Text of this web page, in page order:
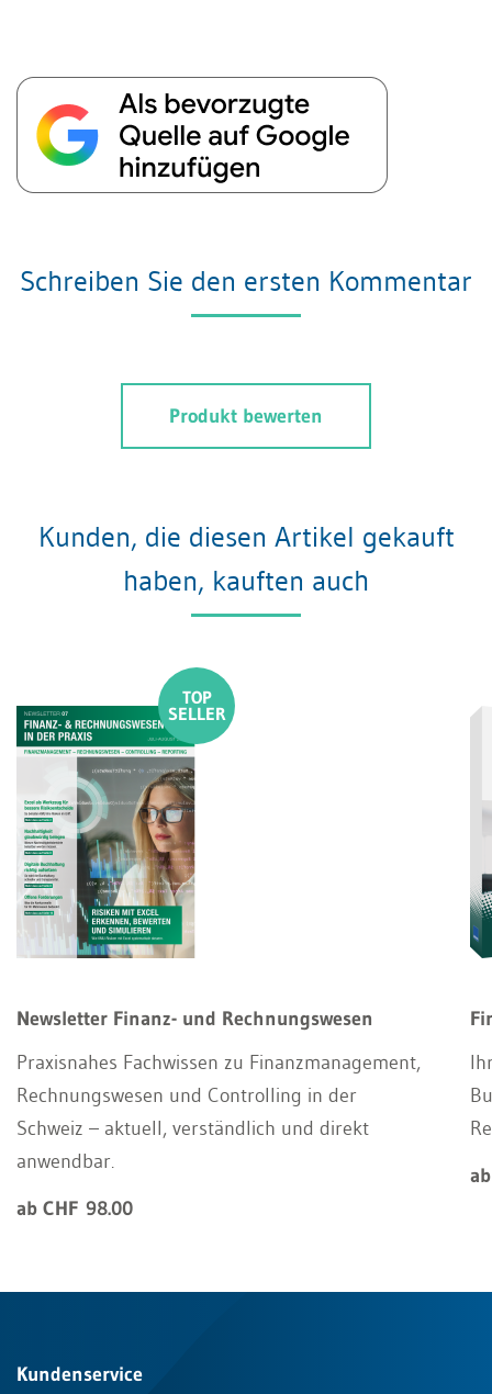
Schreiben Sie den ersten Kommentar
Produkt bewerten
Kunden, die diesen Artikel gekauft
haben, kauften auch
Newsletter Finanz- und Rechnungswesen
Praxisnahes Fachwissen zu Finanzmanagement,
Rechnungswesen und Controlling in der
Schweiz – aktuell, verständlich und direkt
anwendbar.
ab CHF 98.00
Kundenservice